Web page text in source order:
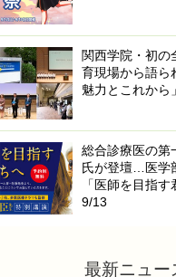
関西学院・初
育現場から語ら
魅力とこれから」
総合診療医の第
氏が登壇…医学
「医師を目指
9/13
最新ニュー